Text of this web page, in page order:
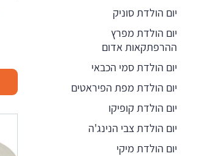
יום הולדת סוניק
יום הולדת מפרץ
ההרפתקאות אדום
יום הולדת סמי הכבאי
יום הולדת מפת הפיראטים
יום הולדת קופיקו
יום הולדת צבי הנינג'ה
יום הולדת מיקי